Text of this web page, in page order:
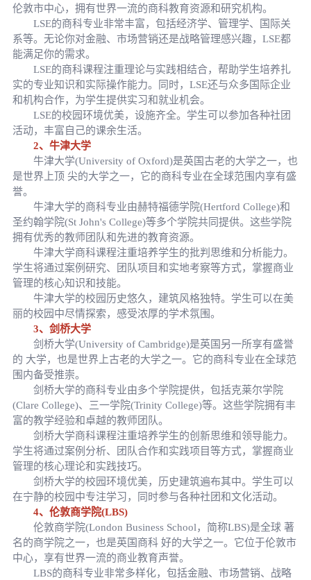
伦敦市中心，拥有世界一流的商科教育资源和研究机构。
LSE的商科专业非常丰富，包括经济学、管理学、国际关
系等。无论你对金融、市场营销还是战略管理感兴趣，LSE都
能满足你的需求。
LSE的商科课程注重理论与实践相结合，帮助学生培养扎
实的专业知识和实际操作能力。同时，LSE还与众多国际企业
和机构合作，为学生提供实习和就业机会。
LSE的校园环境优美，设施齐全。学生可以参加各种社团
活动，丰富自己的课余生活。
2、牛津大学
牛津大学(University of Oxford)是英国古老的大学之一，也
是世界上顶 尖的大学之一，它的商科专业在全球范围内享有盛
誉。
牛津大学的商科专业由赫特福德学院(Hertford College)和
圣约翰学院(St John's College)等多个学院共同提供。这些学院
拥有优秀的教师团队和先进的教育资源。
牛津大学商科课程注重培养学生的批判思维和分析能力。
学生将通过案例研究、团队项目和实地考察等方式，掌握商业
管理的核心知识和技能。
牛津大学的校园历史悠久，建筑风格独特。学生可以在美
丽的校园中尽情探索，感受浓厚的学术氛围。
3、剑桥大学
剑桥大学(University of Cambridge)是英国另一所享有盛誉
的 大学，也是世界上古老的大学之一。它的商科专业在全球范
围内备受推崇。
剑桥大学的商科专业由多个学院提供，包括克莱尔学院
(Clare College)、三一学院(Trinity College)等。这些学院拥有丰
富的教学经验和卓越的教师团队。
剑桥大学商科课程注重培养学生的创新思维和领导能力。
学生将通过案例分析、团队合作和实践项目等方式，掌握商业
管理的核心理论和实践技巧。
剑桥大学的校园环境优美，历史建筑遍布其中。学生可以
在宁静的校园中专注学习，同时参与各种社团和文化活动。
4、伦敦商学院(LBS)
伦敦商学院(London Business School，简称LBS)是全球 著
名的商学院之一，也是英国商科 好的大学之一。它位于伦敦市
中心，享有世界一流的商业教育声誉。
LBS的商科专业非常多样化，包括金融、市场营销、战略